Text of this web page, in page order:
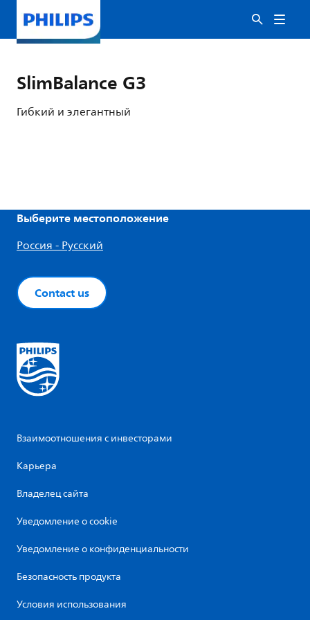
SlimBalance G3
Гибкий и элегантный
Выберите местоположение
Россия - Русский
Contact us
Взаимоотношения с инвесторами
Карьера
Владелец сайта
Уведомление о cookie
Уведомление о конфиденциальности
Безопасность продукта
Условия использования